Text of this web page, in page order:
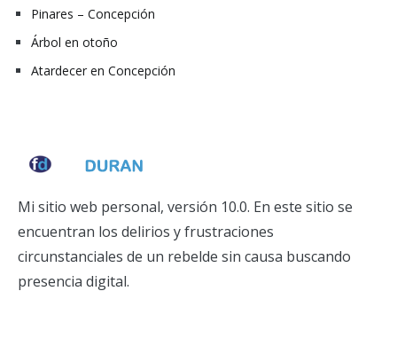
Pinares – Concepción
Árbol en otoño
Atardecer en Concepción
Mi sitio web personal, versión 10.0. En este sitio se
encuentran los delirios y frustraciones
circunstanciales de un rebelde sin causa buscando
presencia digital.